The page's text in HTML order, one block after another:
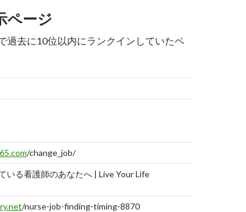
7
/age50/job_change_story_1071/
報告
へ！辞めたい理由別の対処法と退職・
/contents/1/8
報告
ページ
過去に10位以内にランクインしていたペ
/change_job/
いる看護師のあなたへ | Live Your Life
/nurse-job-finding-timing-8870